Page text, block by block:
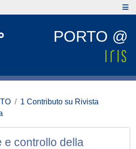
PORTO @
1 Contributo su Rivista
e controllo della